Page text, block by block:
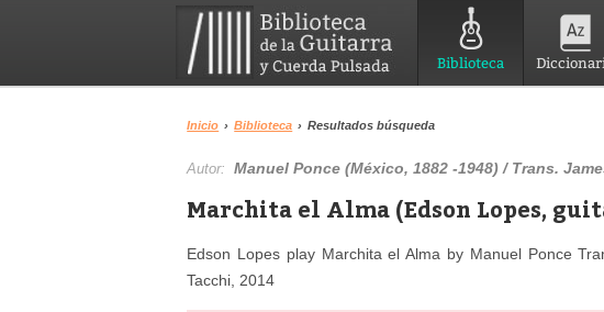
Biblioteca
Inicio › Biblioteca › Resultados búsqueda
Autor:Manuel Ponce (México, 1882 -1948) / Trans.
Marchita el Alma (Edson Lopes,
Edson Lopes play Marchita el Alma by Manuel Ponce
Tacchi, 2014